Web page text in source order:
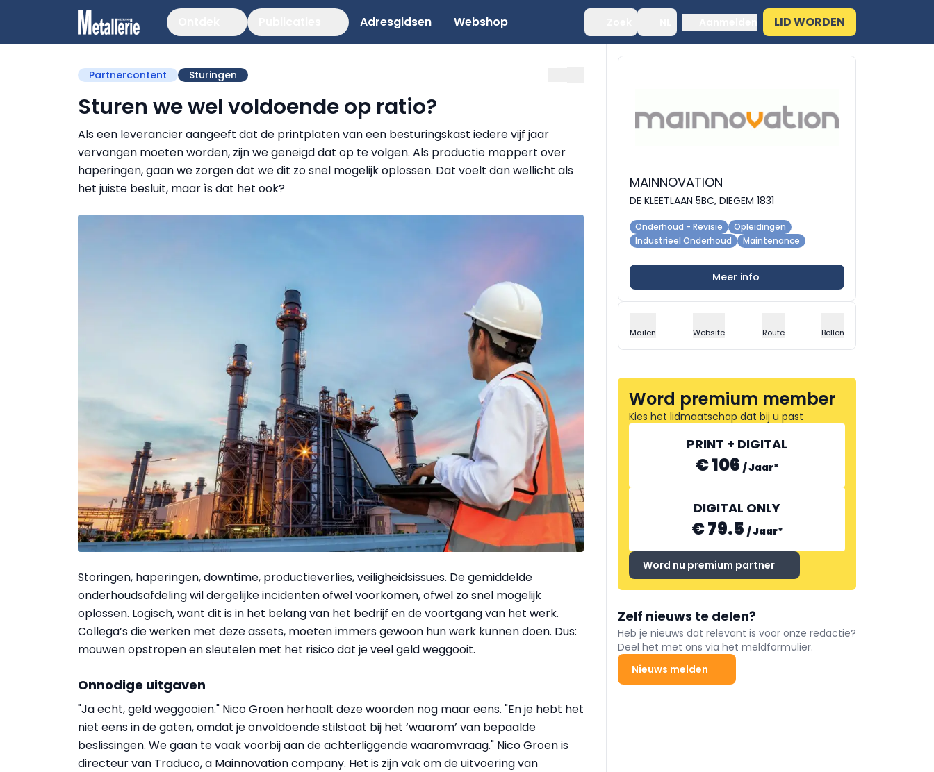
Adresgidsen Webshop LID WORDEN
Partnercontent Sturingen
Sturen we wel voldoende op ratio?
Als een leverancier aangeeft dat de printplaten van een besturingskast iedere vijf jaar
vervangen moeten worden, zijn we geneigd dat op te volgen. Als productie moppert over
haperingen, gaan we zorgen dat we dit zo snel mogelijk oplossen. Dat voelt dan wellicht als
het juiste besluit, maar ìs dat het ook?
Storingen, haperingen, downtime, productieverlies, veiligheidsissues. De gemiddelde
onderhoudsafdeling wil dergelijke incidenten ofwel voorkomen, ofwel zo snel mogelijk
oplossen. Logisch, want dit is in het belang van het bedrijf en de voortgang van het werk.
Collega’s die werken met deze assets, moeten immers gewoon hun werk kunnen doen. Dus:
mouwen opstropen en sleutelen met het risico dat je veel geld weggooit.
Onnodige uitgaven
"Ja echt, geld weggooien." Nico Groen herhaalt deze woorden nog maar eens. "En je hebt het
niet eens in de gaten, omdat je onvoldoende stilstaat bij het ‘waarom’ van bepaalde
beslissingen. We gaan te vaak voorbij aan de achterliggende waaromvraag." Nico Groen is
directeur van Traduco, a Mainnovation company. Het is zijn vak om de uitvoering van
MAINNOVATION
DE KLEETLAAN 5BC, DIEGEM 1831
Onderhoud - Revisie
Opleidingen
Industrieel Onderhoud
Maintenance
Meer info
Mailen Website Route Bellen
Word premium member
Kies het lidmaatschap dat bij u past
PRINT + DIGITAL
€ 106 /Jaar*
DIGITAL ONLY
€ 79.5 /Jaar*
Word nu premium partner
Zelf nieuws te delen?
Heb je nieuws dat relevant is voor onze redactie?
Deel het met ons via het meldformulier.
Nieuws melden